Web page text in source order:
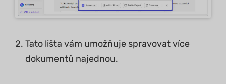
Tato lišta vám umožňuje spravovat více
dokumentů najednou.